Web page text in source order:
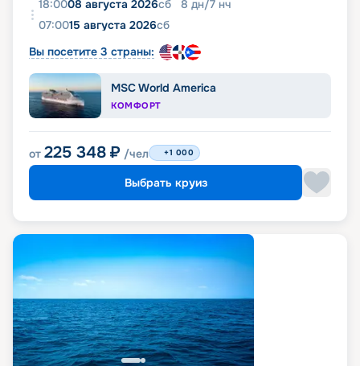
18:0008 августа 2026сб 8 дн/7 нч
07:0015 августа 2026сб
Вы посетите 3 страны:
MSC World America
КОМФОРТ
от 225 348 ₽ /чел +1 000
Выбрать круиз